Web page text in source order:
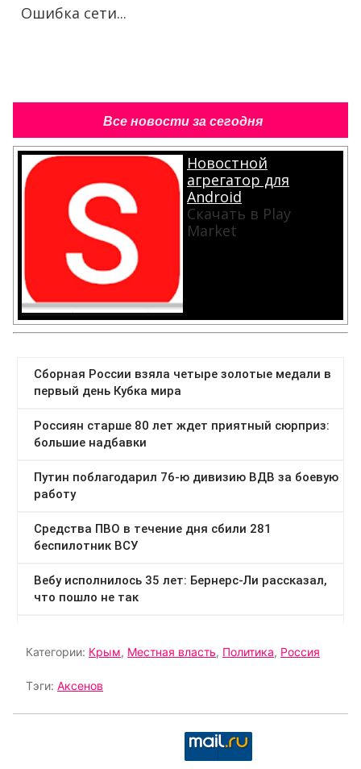
Ошибка сети...
Все новости за сегодня
Новостной
агрегатор для
Android
Скачать в Play
Market
Категории: Крым, Местная власть, Политика, Россия
Тэги: Аксенов